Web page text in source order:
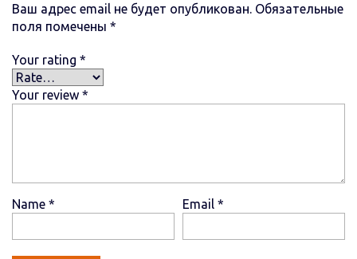
Ваш адрес email не будет опубликован. Обязательные
поля помечены *
Your rating *
Your review *
Name * Email *